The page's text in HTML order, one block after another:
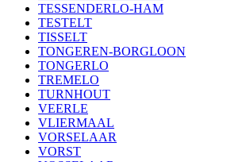
TESSENDERLO-HAM
TESTELT
TISSELT
TONGEREN-BORGLOON
TONGERLO
TREMELO
TURNHOUT
VEERLE
VLIERMAAL
VORSELAAR
VORST